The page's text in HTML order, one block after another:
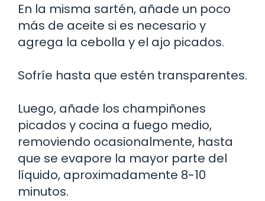
En la misma sartén, añade un poco
más de aceite si es necesario y
agrega la cebolla y el ajo picados.
Sofríe hasta que estén transparentes.
Luego, añade los champiñones
picados y cocina a fuego medio,
removiendo ocasionalmente, hasta
que se evapore la mayor parte del
líquido, aproximadamente 8-10
minutos.